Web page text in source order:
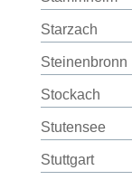
Starzach
Steinenbronn
Stockach
Stutensee
Stuttgart